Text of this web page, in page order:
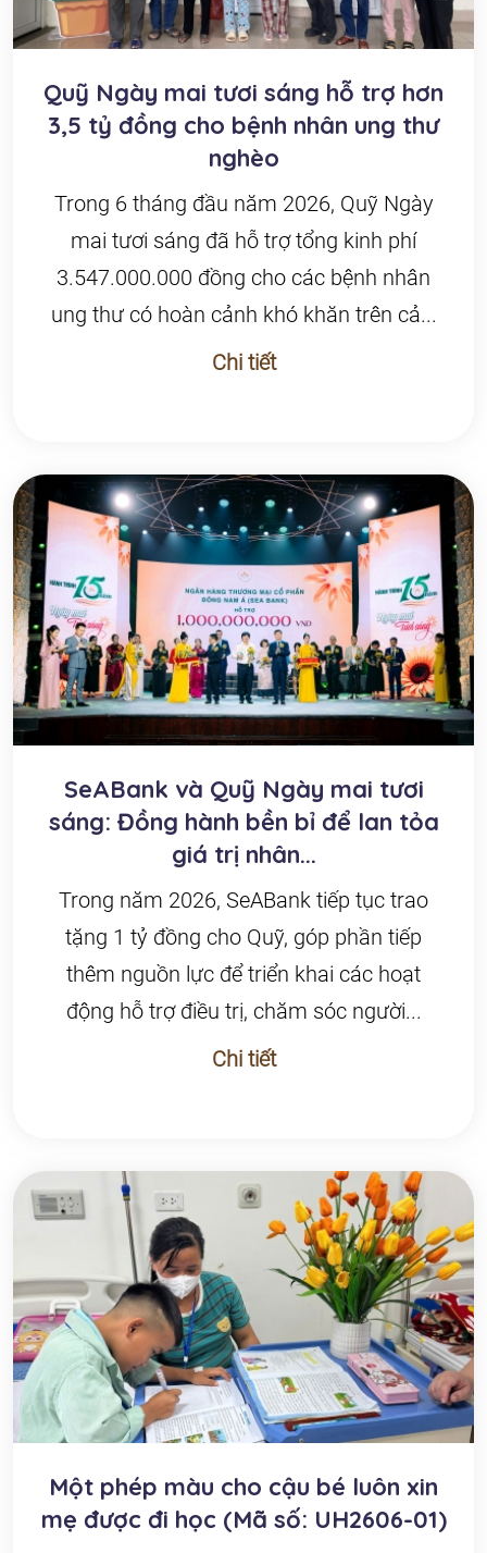
Quỹ Ngày mai tươi sáng hỗ trợ hơn
3,5 tỷ đồng cho bệnh nhân ung thư
nghèo
Trong 6 tháng đầu năm 2026, Quỹ Ngày
mai tươi sáng đã hỗ trợ tổng kinh phí
3.547.000.000 đồng cho các bệnh nhân
ung thư có hoàn cảnh khó khăn trên cả...
Chi tiết
SeABank và Quỹ Ngày mai tươi
sáng: Đồng hành bền bỉ để lan tỏa
giá trị nhân...
Trong năm 2026, SeABank tiếp tục trao
tặng 1 tỷ đồng cho Quỹ, góp phần tiếp
thêm nguồn lực để triển khai các hoạt
động hỗ trợ điều trị, chăm sóc người...
Chi tiết
Một phép màu cho cậu bé luôn xin
mẹ được đi học (Mã số: UH2606-01)